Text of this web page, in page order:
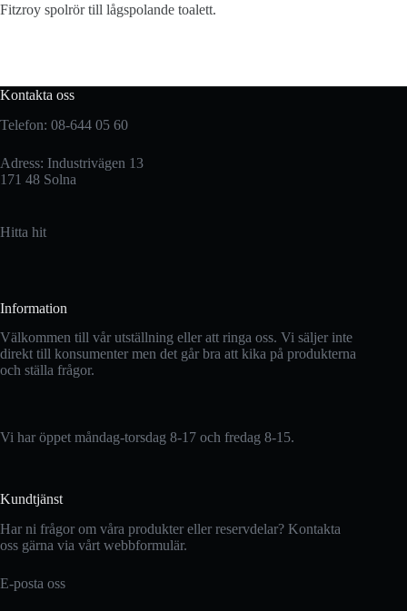
Fitzroy spolrör till lågspolande toalett.
Kontakta oss
Telefon: 08-644 05 60
Adress: Industrivägen 13
171 48 Solna
Hitta hit
Information
Välkommen till vår utställning eller att ringa oss. Vi säljer inte
direkt till konsumenter men det går bra att kika på produkterna
och ställa frågor.
Vi har öppet måndag-torsdag 8-17 och fredag 8-15.
Kundtjänst
Har ni frågor om våra produkter eller reservdelar? Kontakta
oss gärna via vårt webbformulär.
E-posta oss